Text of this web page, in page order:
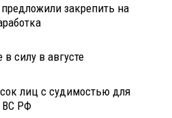
закрепить на
силу в августе
лиц с судимостью для
ВС РФ